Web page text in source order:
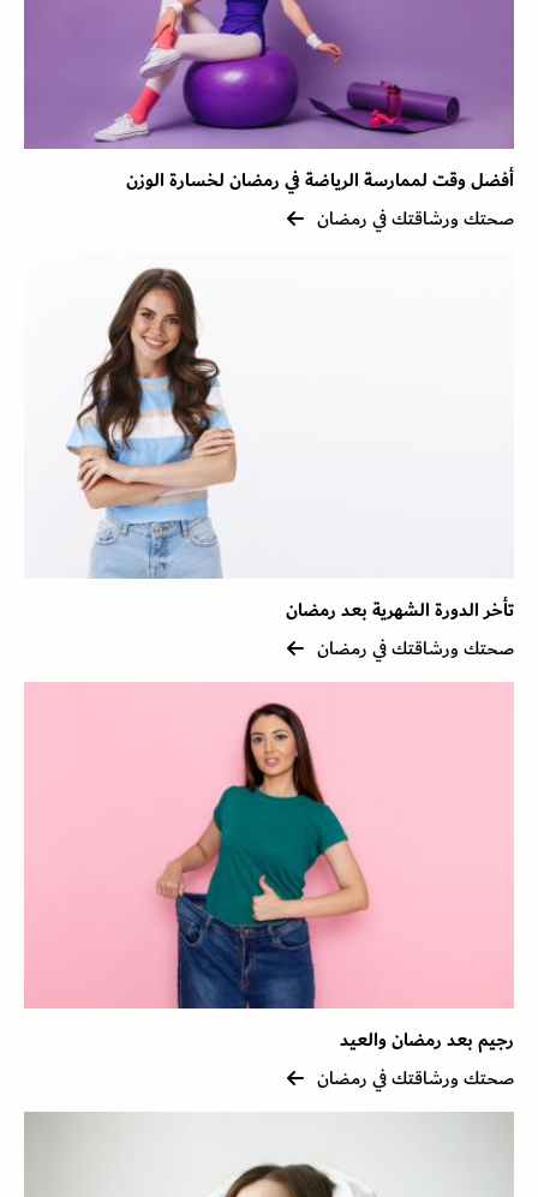
أفضل وقت لممارسة الرياضة في رمضان لخسارة الوزن
صحتك ورشاقتك في رمضان
تأخر الدورة الشهرية بعد رمضان
صحتك ورشاقتك في رمضان
رجيم بعد رمضان والعيد
صحتك ورشاقتك في رمضان